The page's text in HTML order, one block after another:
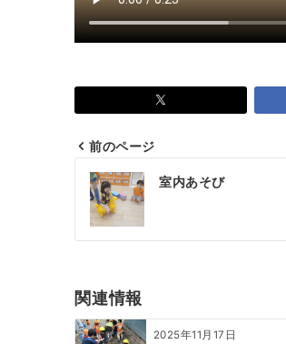
投
稿
ナ
ゲ
ー
前のページ
室内あそび
関連情報
2025年11月17日